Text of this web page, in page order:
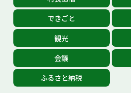
観光・イベント情報
あかいがわ広報
お問い合せ
Select Language
できごと
観光
会議
ふるさと納税